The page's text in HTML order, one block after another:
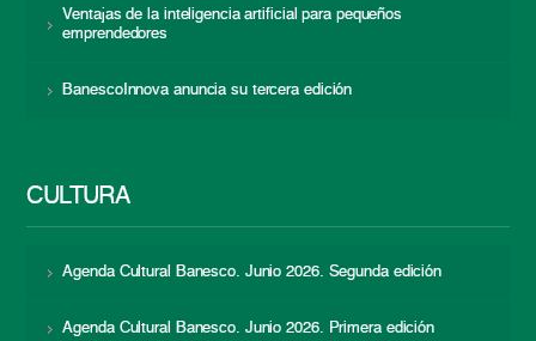
Ventajas de la inteligencia artificial para pequeños
emprendedores
BanescoInnova anuncia su tercera edición
CULTURA
Agenda Cultural Banesco. Junio 2026. Segunda edición
Agenda Cultural Banesco. Junio 2026. Primera edición